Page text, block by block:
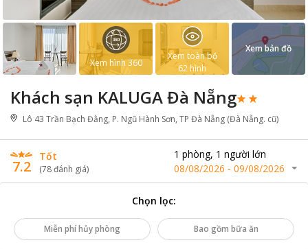
Khách sạn KALUGA Đà Nẵng
Lô 43 Trần Bạch Đằng, P. Ngũ Hành Sơn, TP Đà Nẵng (Đà Nẵng. cũ)
7.2
Tốt
(78đánh giá)
1 phòng, 1 người lớn
08/08/2026 - 09/08/2026
Xem hình 360
Xem toàn bộ
62hình
Xem bản đồ
Chọn lọc:
Miễn phí hủy phòng Bao gồm bữa ăn